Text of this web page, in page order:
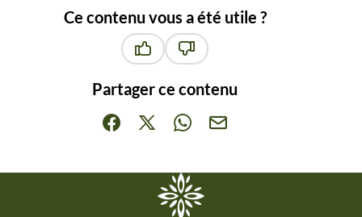
Ce contenu vous a été utile ?
Partager ce contenu
Partager sur Facebook (nouvelle fenêtre)
Partager sur X / Twitter (nouvelle
Partager sur WhatsApp
Partager par mail